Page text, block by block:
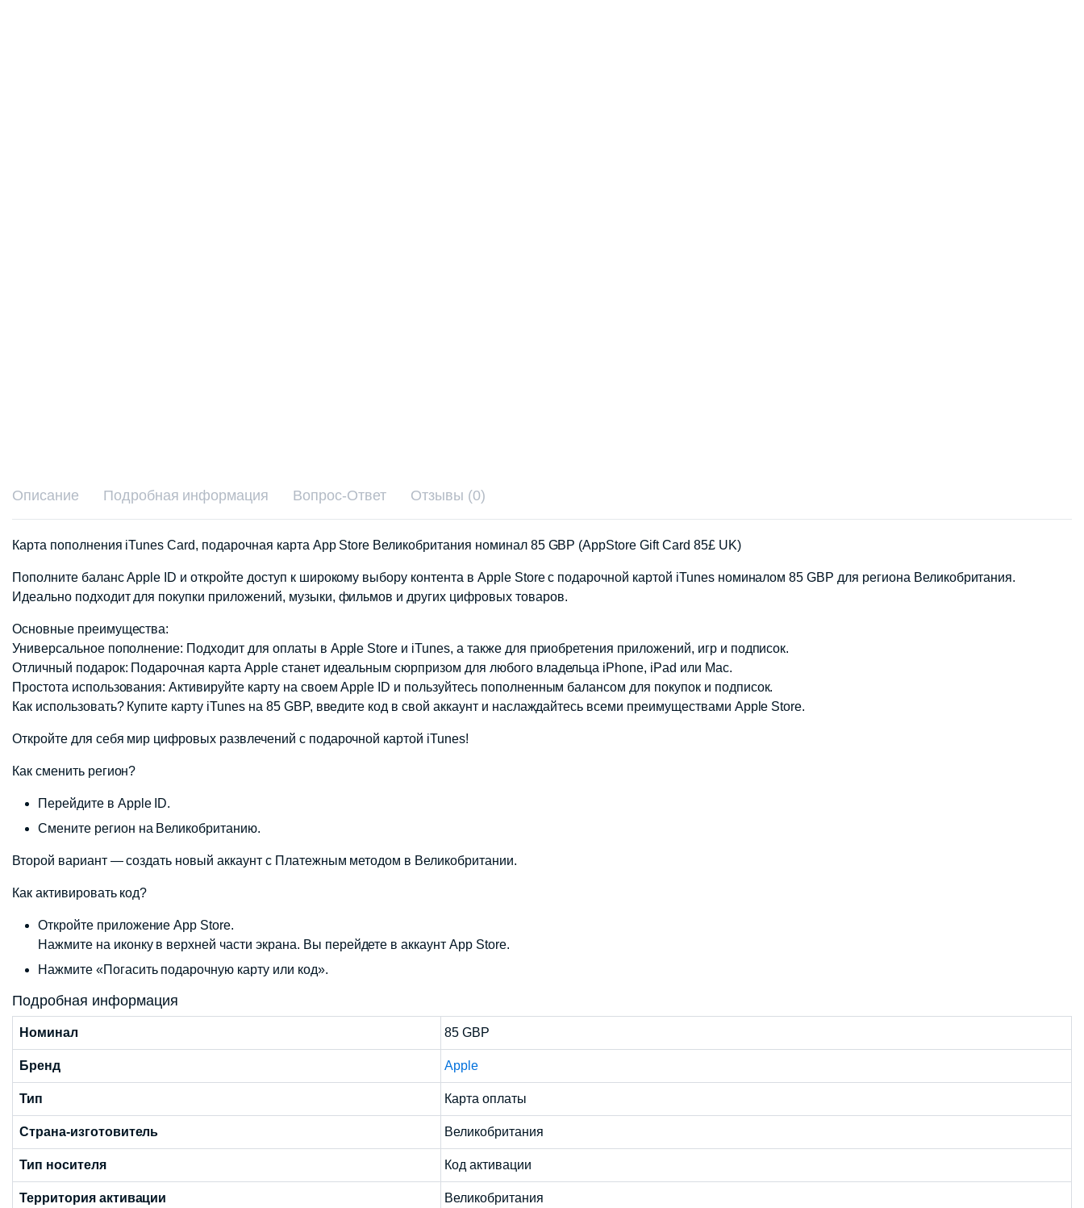
Описание Подробная информация Вопрос-Ответ Отзывы (0)
Карта пополнения iTunes Card, подарочная карта App Store Великобритания номинал 85 GBP (AppStore Gift Card 85£ UK)
Пополните баланс Apple ID и откройте доступ к широкому выбору контента в Apple Store с подарочной картой iTunes номиналом 85 GBP для региона Великобритания.
Идеально подходит для покупки приложений, музыки, фильмов и других цифровых товаров.
Основные преимущества:
Универсальное пополнение: Подходит для оплаты в Apple Store и iTunes, а также для приобретения приложений, игр и подписок.
Отличный подарок: Подарочная карта Apple станет идеальным сюрпризом для любого владельца iPhone, iPad или Mac.
Простота использования: Активируйте карту на своем Apple ID и пользуйтесь пополненным балансом для покупок и подписок.
Как использовать? Купите карту iTunes на 85 GBP, введите код в свой аккаунт и наслаждайтесь всеми преимуществами Apple Store.
Откройте для себя мир цифровых развлечений с подарочной картой iTunes!
Как сменить регион?
Перейдите в Apple ID.
Смените регион на Великобританию.
Второй вариант — создать новый аккаунт с Платежным методом в Великобритании.
Как активировать код?
Откройте приложение App Store.
Нажмите на иконку в верхней части экрана. Вы перейдете в аккаунт App Store.
Нажмите «Погасить подарочную карту или код».
Подробная информация
Номинал 85 GBP
Бренд Apple
Тип Карта оплаты
Страна-изготовитель Великобритания
Тип носителя Код активации
Территория активации Великобритания